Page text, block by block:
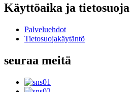
Käyttöaika ja tietosuoja
Palveluehdot
Tietosuojakäytäntö
seuraa meitä